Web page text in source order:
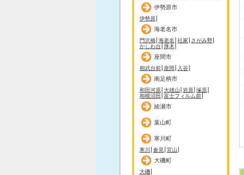
伊勢原市
伊勢原
海老名市
門沢橋 海老名 社家
さがみ野
かしわ台
厚木
座間市
相武台前 座間 入谷
南足柄市
和田河原 大雄山 岩原 塚原
相模沼田 富士フィルム前
綾瀬市
葉山町
寒川町
寒川 倉見 宮山
大磯町
大磯